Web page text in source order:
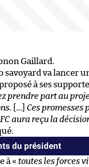
Gaillard.
savoyard va lancer
à ses
prendre part au
[…] Ces promesses
aura reçu la
du président
à « toutes les forces